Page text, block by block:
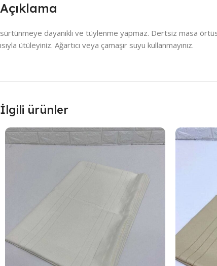
Açıklama
sürtünmeye dayanıklı ve tüylenme yapmaz. Dertsiz masa
ısıyla ütüleyiniz. Ağartıcı veya çamaşır suyu kullanmayınız.
İlgili ürünler